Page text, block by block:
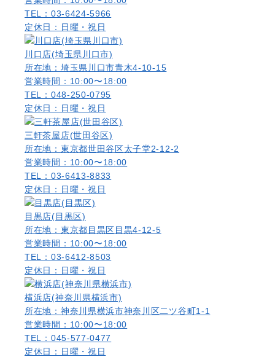
TEL：03-6424-5966
定休日：日曜・祝日
川口店(埼玉県川口市)
所在地：埼玉県川口市青木4-10-15
営業時間：10:00〜18:00
TEL：048-250-0795
定休日：日曜・祝日
三軒茶屋店(世田谷区)
所在地：東京都世田谷区太子堂2-12-2
営業時間：10:00〜18:00
TEL：03-6413-8833
定休日：日曜・祝日
目黒店(目黒区)
所在地：東京都目黒区目黒4-12-5
営業時間：10:00〜18:00
TEL：03-6412-8503
定休日：日曜・祝日
横浜店(神奈川県横浜市)
所在地：神奈川県横浜市神奈川区二ツ谷町1-1
営業時間：10:00〜18:00
TEL：045-577-0477
定休日：日曜・祝日